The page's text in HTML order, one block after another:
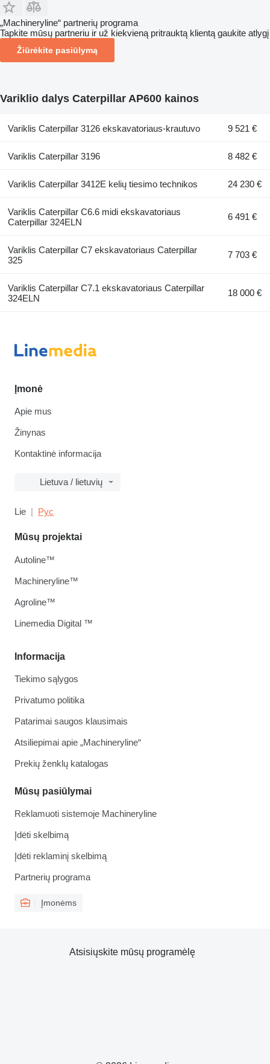
„Machineryline“ partnerių programa
Tapkite mūsų partneriu ir už kiekvieną pritrauktą klientą gaukite atlygį
Žiūrėkite pasiūlymą
Variklio dalys Caterpillar AP600 kainos
Variklis Caterpillar 3126 ekskavatoriaus-krautuvo 9 521 €
Variklis Caterpillar 3196 8 482 €
Variklis Caterpillar 3412E kelių tiesimo technikos 24 230 €
Variklis Caterpillar C6.6 midi ekskavatoriaus
Caterpillar 324ELN
6 491 €
Variklis Caterpillar C7 ekskavatoriaus Caterpillar
325
7 703 €
Variklis Caterpillar C7.1 ekskavatoriaus Caterpillar
324ELN
18 000 €
Įmonė
Apie mus
Žinynas
Kontaktinė informacija
Lietuva / lietuvių
Lie Рус
Informacija
Tiekimo sąlygos
Privatumo politika
Patarimai saugos klausimais
Atsiliepimai apie „Machineryline“
Prekių ženklų katalogas
Mūsų pasiūlymai
Reklamuoti sistemoje Machineryline
Įdėti skelbimą
Įdėti reklaminį skelbimą
Partnerių programa
Įmonėms
Mūsų projektai
Autoline™
Machineryline™
Agroline™
Linemedia Digital ™
Atsisiųskite mūsų programėlę